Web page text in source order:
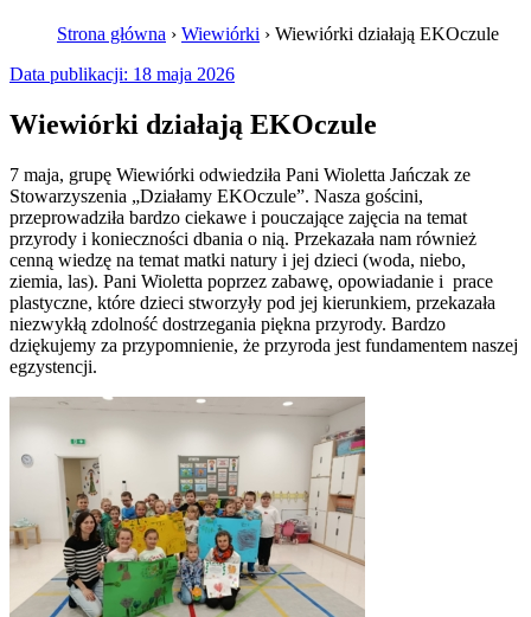
Strona główna › Wiewiórki › Wiewiórki działają EKOczule
Data publikacji: 18 maja 2026
Wiewiórki działają EKOczule
7 maja, grupę Wiewiórki odwiedziła Pani Wioletta Jańczak ze
Stowarzyszenia „Działamy EKOczule”. Nasza gościni,
przeprowadziła bardzo ciekawe i pouczające zajęcia na temat
przyrody i konieczności dbania o nią. Przekazała nam również
cenną wiedzę na temat matki natury i jej dzieci (woda, niebo,
ziemia, las). Pani Wioletta poprzez zabawę, opowiadanie i prace
plastyczne, które dzieci stworzyły pod jej kierunkiem, przekazała
niezwykłą zdolność dostrzegania piękna przyrody. Bardzo
dziękujemy za przypomnienie, że przyroda jest fundamentem naszej
egzystencji.